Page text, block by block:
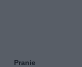
Pranie